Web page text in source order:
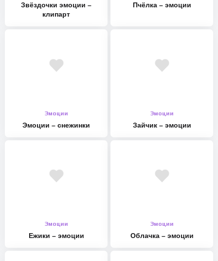
Звёздочки эмоции –
клипарт
Пчёлка – эмоции
Эмоции
Эмоции – снежинки
Эмоции
Зайчик – эмоции
Эмоции
Ежики – эмоции
Эмоции
Облачка – эмоции